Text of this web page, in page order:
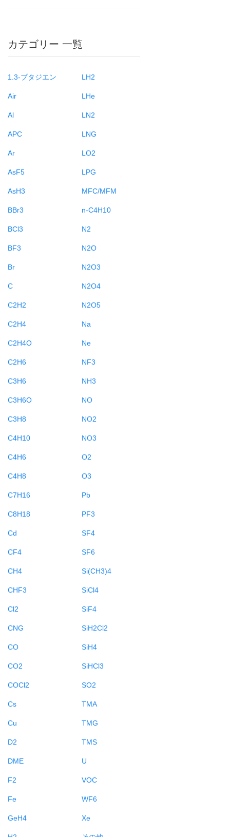
カテゴリー 一覧
1.3-ブタジエン
Air
Al
APC
Ar
AsF5
AsH3
BBr3
BCl3
BF3
Br
C
C2H2
C2H4
C2H4O
C2H6
C3H6
C3H6O
C3H8
C4H10
C4H6
C4H8
C7H16
C8H18
Cd
CF4
CH4
CHF3
Cl2
CNG
CO
CO2
COCl2
Cs
Cu
D2
DME
F2
Fe
GeH4
LH2
LHe
LN2
LNG
LO2
LPG
MFC/MFM
n-C4H10
N2
N2O
N2O3
N2O4
N2O5
Na
Ne
NF3
NH3
NO
NO2
NO3
O2
O3
Pb
PF3
SF4
SF6
Si(CH3)4
SiCl4
SiF4
SiH2Cl2
SiH4
SiHCl3
SO2
TMA
TMG
TMS
U
VOC
WF6
Xe